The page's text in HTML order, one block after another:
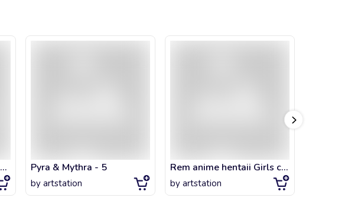
Asia Argento and Xenovia Quarta High School DxD Anime Girl Waifu hot Pyra & Mythra - 5
by artstation
Rem anime hentaii Girls christmas
by artstation